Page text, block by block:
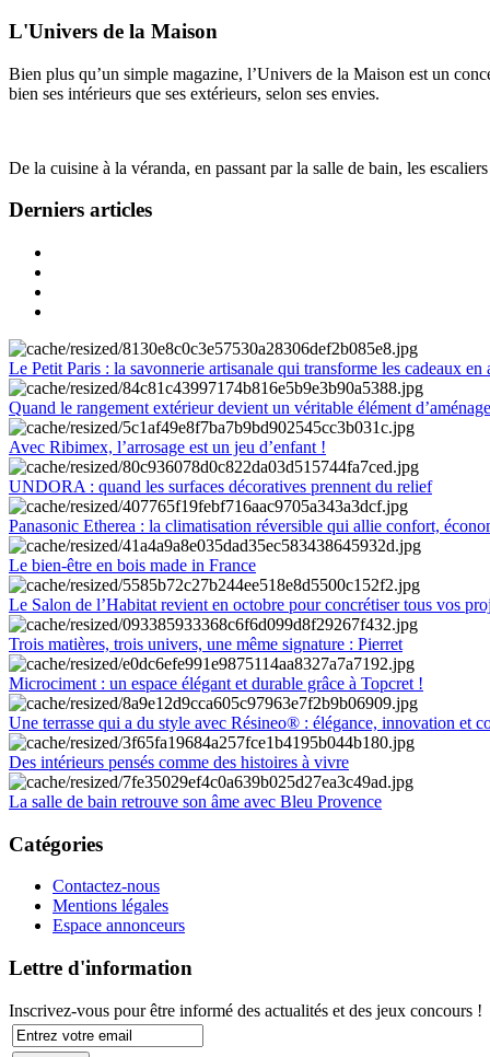
L'Univers de la Maison
Bien plus qu’un simple magazine, l’Univers de la Maison est un
bien ses intérieurs que ses extérieurs, selon ses envies.
De la cuisine à la véranda, en passant par la salle de bain, les
Derniers articles
Le Petit Paris : la savonnerie artisanale qui transforme les cadeaux en
Quand le rangement extérieur devient un véritable élément
Avec Ribimex, l’arrosage est un jeu d’enfant !
UNDORA : quand les surfaces décoratives prennent du relief
Panasonic Etherea : la climatisation réversible qui allie confort,
Le bien-être en bois made in France
Le Salon de l’Habitat revient en octobre pour concrétiser tous vos
Trois matières, trois univers, une même signature : Pierret
Microciment : un espace élégant et durable grâce à Topcret !
Une terrasse qui a du style avec Résineo® : élégance, innovation et
Des intérieurs pensés comme des histoires à vivre
La salle de bain retrouve son âme avec Bleu Provence
Catégories
Contactez-nous
Mentions légales
Espace annonceurs
Lettre d'information
Inscrivez-vous pour être informé des actualités et des jeux concours !